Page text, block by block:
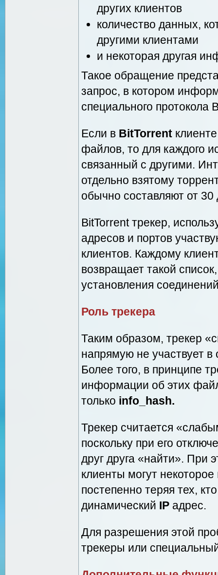
других клиентов
количество данных,
другими клиентами
и некоторая другая
Такое обращение
запрос, в котором
специального протокола
Если в BitTorrent
файлов, то для каждого
связанный с другими.
отдельно взятому
обычно составляют от 30
BitTorrent трекер,
адресов и портов
клиентов. Каждому
возвращает такой
установления
Роль трекера
Таким образом, трекер
напрямую не участвует
Более того, в принципе
информации об этих
только info_hash.
Трекер считается
поскольку при его
друг друга «найти». При
клиенты могут
постепенно теряя тех,
динамический IP адрес.
Для разрешения этой
трекеры или